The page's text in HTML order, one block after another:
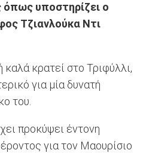
όπως υποστηρίζει ο
Τζιανλούκα Ντι
κρατεί στο Τριφύλλι,
για μία δυνατή
του.
προκύψει έντονη
για τον Μαουρίσιο